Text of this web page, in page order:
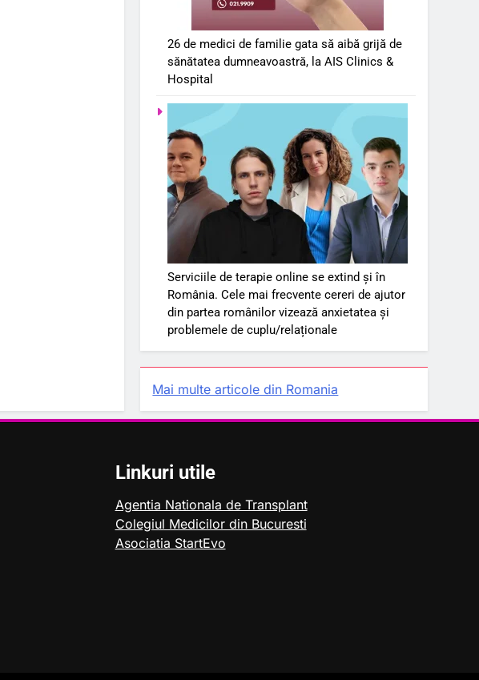
26 de medici de familie gata să aibă grijă de
sănătatea dumneavoastră, la AIS Clinics &
Hospital
Serviciile de terapie online se extind și în
România. Cele mai frecvente cereri de ajutor
din partea românilor vizează anxietatea și
problemele de cuplu/relaționale
Mai multe articole din Romania
Linkuri utile
Agentia Nationala de Transplant
Colegiul Medicilor din Bucuresti
Asociatia StartEvo